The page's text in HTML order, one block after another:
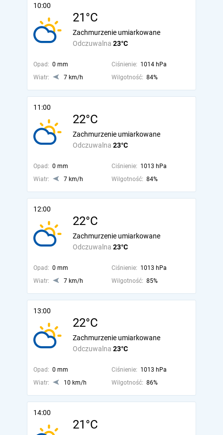
10:00
21°C
Odczuwalna 23°C
Zachmurzenie umiarkowane
Opad: 0 mm Ciśnienie: 1014 hPa
Wiatr:
7 km/h Wilgotność: 84%
11:00
22°C
Odczuwalna 23°C
Zachmurzenie umiarkowane
Opad: 0 mm Ciśnienie: 1013 hPa
Wiatr:
7 km/h Wilgotność: 84%
12:00
22°C
Odczuwalna 23°C
Zachmurzenie umiarkowane
Opad: 0 mm Ciśnienie: 1013 hPa
Wiatr:
7 km/h Wilgotność: 85%
13:00
22°C
Odczuwalna 23°C
Zachmurzenie umiarkowane
Opad: 0 mm Ciśnienie: 1013 hPa
Wiatr:
10 km/h Wilgotność: 86%
14:00
21°C